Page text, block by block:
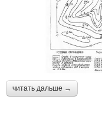
читать дальше →